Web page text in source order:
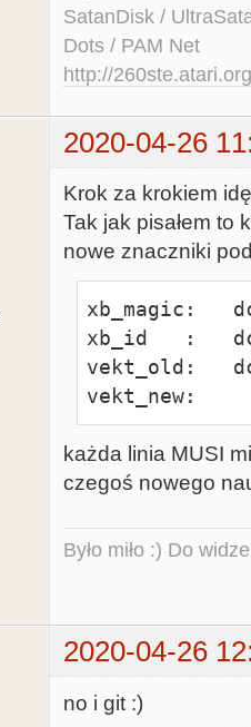
SatanDisk /
Dots / PAM Net
http://260ste.atari.org
2020-04-26
Krok za krokiem
Tak jak pisałem to
nowe znaczniki
xb_magic:
xb_id   :
vekt_old:
vekt_new:
każda linia MUSI
czegoś nowego
Było miło :) Do
2020-04-26
no i git :)